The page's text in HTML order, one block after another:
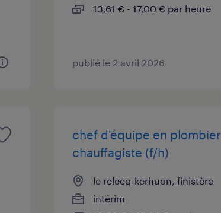
13,61 € - 17,00 € par heure
publié le 2 avril 2026
chef d'équipe en plombier
chauffagiste (f/h)
le relecq-kerhuon, finistère
intérim